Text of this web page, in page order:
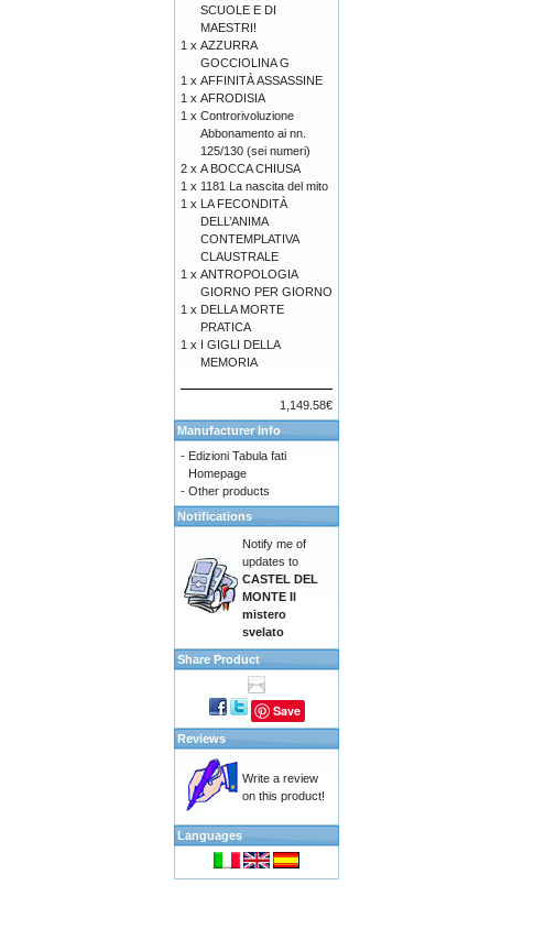
SCUOLE E DI
MAESTRI!
1 x AZZURRA
GOCCIOLINA G
1 x AFFINITÀ ASSASSINE
1 x AFRODISIA
1 x Controrivoluzione
Abbonamento ai nn.
125/130 (sei numeri)
2 x A BOCCA CHIUSA
1 x 1181 La nascita del mito
1 x LA FECONDITÀ
DELL’ANIMA
CONTEMPLATIVA
CLAUSTRALE
1 x ANTROPOLOGIA
GIORNO PER GIORNO
1 x DELLA MORTE
PRATICA
1 x I GIGLI DELLA
MEMORIA
1,149.58€
Manufacturer Info
- Edizioni Tabula fati
Homepage
- Other products
Notifications
Notify me of
updates to
CASTEL DEL
MONTE Il
mistero
svelato
Share Product
Save
Reviews
Write a review
on this product!
Languages